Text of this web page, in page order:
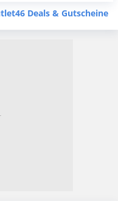
Deals & Gutscheine